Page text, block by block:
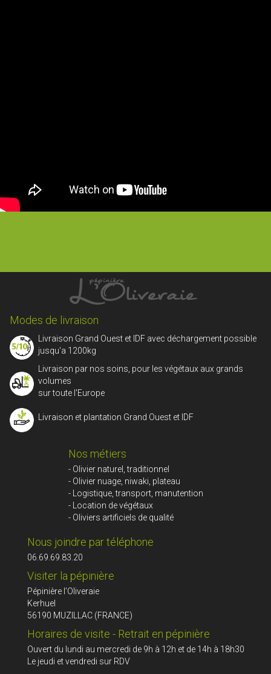
Modes de livraison
Livraison Grand Ouest et IDF avec déchargement possible
jusqu'a 1200kg
Livraison par nos soins, pour les végétaux aux grands
volumes
sur toute l'Europe
Livraison et plantation Grand Ouest et IDF
Nos métiers
- Olivier naturel, traditionnel
- Olivier nuage, niwaki, plateau
- Logistique, transport, manutention
- Location de végétaux
- Oliviers artificiels de qualité
Nous joindre par téléphone
06.69.69.83.20
Visiter la pépinière
Pépinière l’Oliveraie
Kerhuel
56190 MUZILLAC (FRANCE)
Horaires de visite - Retrait en pépinière
Ouvert du lundi au mercredi de 9h à 12h et de 14h à 18h30
Le jeudi et vendredi sur RDV